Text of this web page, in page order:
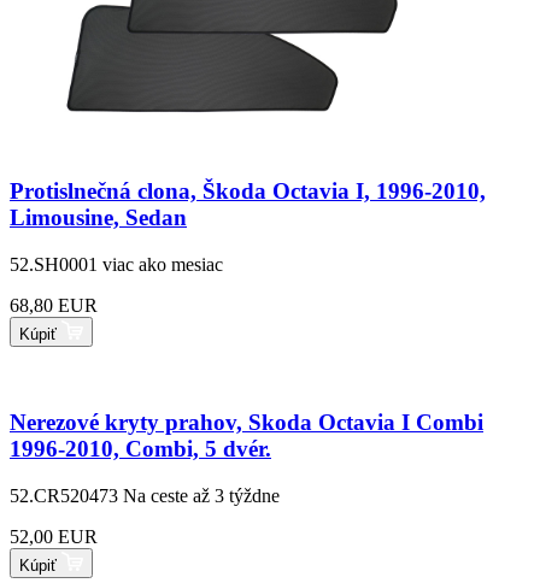
Protislnečná clona, Škoda Octavia I, 1996-2010,
Limousine, Sedan
52.SH0001 viac ako mesiac
68,80 EUR
Kúpiť
Nerezové kryty prahov, Skoda Octavia I Combi
1996-2010, Combi, 5 dvér.
52.CR520473 Na ceste až 3 týždne
52,00 EUR
Kúpiť